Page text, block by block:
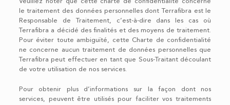
le traitement des données personnelles dont Terrafibra est le
Responsable de Traitement, c’est-à-dire dans les cas où
Terrafibra a décidé des finalités et des moyens de traitement.
Pour éviter toute ambiguïté, cette Charte de confidentialité
ne concerne aucun traitement de données personnelles que
Terrafibra peut effectuer en tant que Sous-Traitant découlant
de votre utilisation de nos services.
Pour obtenir plus d’informations sur la façon dont nos
services, peuvent être utilisés pour faciliter vos traitements